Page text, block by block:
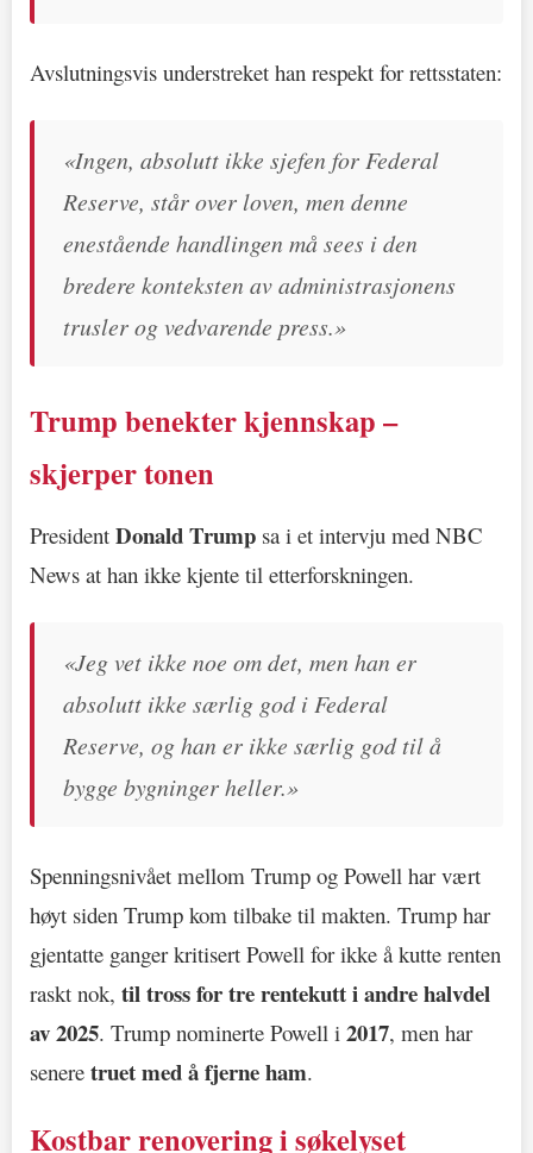
Avslutningsvis understreket han respekt for rettsstaten:
«Ingen, absolutt ikke sjefen for Federal
Reserve, står over loven, men denne
enestående handlingen må sees i den
bredere konteksten av administrasjonens
trusler og vedvarende press.»
Trump benekter kjennskap –
skjerper tonen
President Donald Trump sa i et intervju med NBC
News at han ikke kjente til etterforskningen.
«Jeg vet ikke noe om det, men han er
absolutt ikke særlig god i Federal
Reserve, og han er ikke særlig god til å
bygge bygninger heller.»
Spenningsnivået mellom Trump og Powell har vært
høyt siden Trump kom tilbake til makten. Trump har
gjentatte ganger kritisert Powell for ikke å kutte renten
raskt nok, til tross for tre rentekutt i andre halvdel
av 2025. Trump nominerte Powell i 2017, men har
senere truet med å fjerne ham.
Kostbar renovering i søkelyset